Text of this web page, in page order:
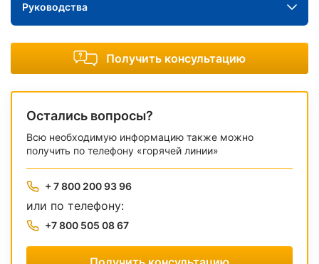
Руководства
Получить консультацию
Остались вопросы?
Всю необходимую информацию также можно
получить по телефону «горячей линии»
+ 7 800 200 93 96
или по телефону:
+7 800 505 08 67